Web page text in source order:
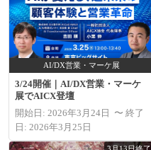
AI/DX営業・マーケ展
3/24開催｜AI/DX営業・マーケ
展でAICX登壇
開始日: 2026年3月24日 〜 終了
日: 2026年3月25日
3月13日終了